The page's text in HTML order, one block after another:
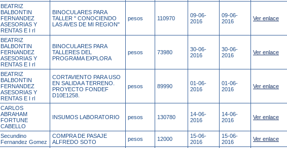
BEATRIZ
BALBONTIN
FERNANDEZ
ASESORIAS Y
RENTAS E I rl
BINOCULARES PARA
TALLER " CONOCIENDO
LAS AVES DE MI REGION"
pesos 110970
09-06-
2016
09-06-
2016
Ver enlace
BEATRIZ
BALBONTIN
FERNANDEZ
ASESORIAS Y
RENTAS E I rl
BINOCULARES PARA
TALLERES DEL
PROGRAMA EXPLORA
pesos 73980
30-06-
2016
30-06-
2016
Ver enlace
BEATRIZ
BALBONTIN
FERNANDEZ
ASESORIAS Y
RENTAS E I rl
CORTAVIENTO PARA USO
EN SALIDA A TERRENO.
PROYECTO FONDEF
D10E1258.
pesos 89990
01-06-
2016
01-06-
2016
Ver enlace
CARLOS
ABRAHAM
FORTUNE
CABELLO
INSUMOS LABORATORIO pesos 130780
14-06-
2016
14-06-
2016
Ver enlace
Secundino
Fernandez Gomez
COMPRA DE PASAJE
ALFREDO SOTO
pesos 12000
15-06-
2016
15-06-
2016
Ver enlace